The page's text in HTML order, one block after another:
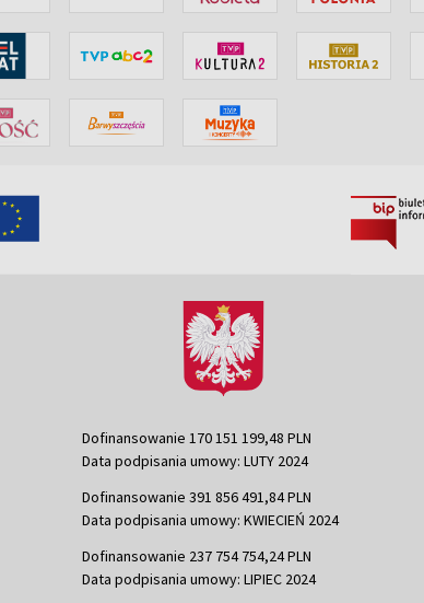
Dofinansowanie 170 151 199,48 PLN
Data podpisania umowy: LUTY 2024
Dofinansowanie 391 856 491,84 PLN
Data podpisania umowy: KWIECIEŃ 2024
Dofinansowanie 237 754 754,24 PLN
Data podpisania umowy: LIPIEC 2024